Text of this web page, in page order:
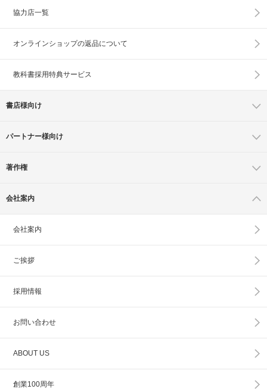
協力店一覧
オンラインショップの返品について
教科書採用特典サービス
書店様向け
パートナー様向け
著作権
会社案内
会社案内
ご挨拶
採用情報
お問い合わせ
ABOUT US
創業100周年